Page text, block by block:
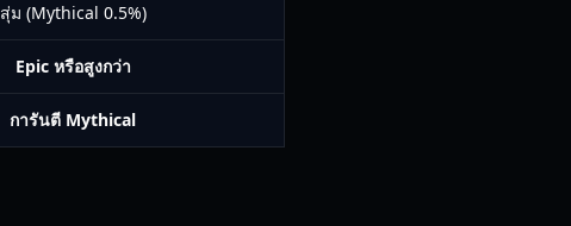
สุ่ม (Mythical 0.5%)
Epic หรือสูงกว่า
การันตี Mythical